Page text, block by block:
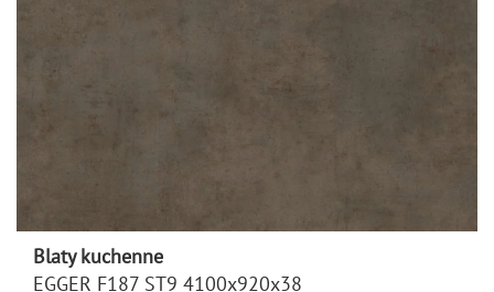
Blaty kuchenne
EGGER F187 ST9 4100x920x38